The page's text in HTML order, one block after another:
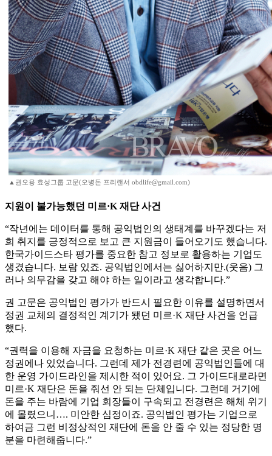
▲권오용 효성그룹 고문(오병돈 프리랜서 obdlife@gmail.com)
지원이 불가능했던 미르·K 재단 사건
“작년에는 데이터를 통해 공익법인의 생태계를 바꾸겠다는 저
희 취지를 긍정적으로 보고 큰 지원금이 들어오기도 했습니다.
한국가이드스타 평가를 중요한 참고 정보로 활용하는 기업도
생겼습니다. 보람 있죠. 공익법인에서는 싫어하지만.(웃음) 그
러나 의무감을 갖고 해야 하는 일이라고 생각합니다.”
권 고문은 공익법인 평가가 반드시 필요한 이유를 설명하면서
정권 교체의 결정적인 계기가 됐던 미르·K 재단 사건을 언급
했다.
“권력을 이용해 자금을 요청하는 미르·K 재단 같은 곳은 어느
정권에나 있었습니다. 그런데 제가 전경련에 공익법인들에 대
한 운영 가이드라인을 제시한 적이 있어요. 그 가이드대로라면
미르·K 재단은 돈을 줘선 안 되는 단체입니다. 그런데 거기에
돈을 주는 바람에 기업 회장들이 구속되고 전경련은 해체 위기
에 몰렸으니…. 미안한 심정이죠. 공익법인 평가는 기업으로
하여금 그런 비정상적인 재단에 돈을 안 줄 수 있는 정당한 명
분을 마련해줍니다.”